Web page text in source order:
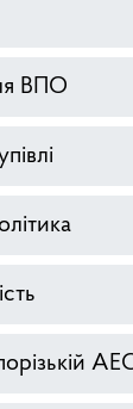
ВПО